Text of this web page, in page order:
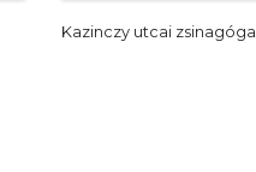
Kazinczy utcai zsinagóga